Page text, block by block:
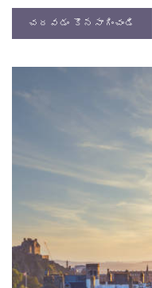
చదవడం కొనసాగించండి